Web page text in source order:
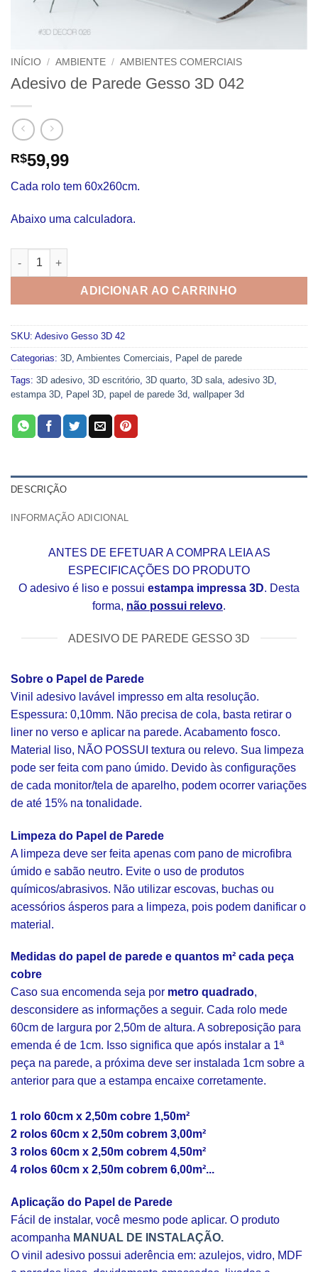
INÍCIO / AMBIENTE / AMBIENTES COMERCIAIS
Adesivo de Parede Gesso 3D 042
R$59,99
Cada rolo tem 60x260cm.
Abaixo uma calculadora.
Adesivo de Parede Gesso 3D 042 quantidade
ADICIONAR AO CARRINHO
SKU: Adesivo Gesso 3D 42
Categorias: 3D Ambientes Comerciais Papel de parede
Tags: 3D adesivo 3D escritório 3D quarto 3D sala adesivo 3D
estampa 3D
Papel 3D papel de parede 3d wallpaper 3d
DESCRIÇÃO
INFORMAÇÃO ADICIONAL
ANTES DE EFETUAR A COMPRA LEIA AS
ESPECIFICAÇÕES DO PRODUTO
O adesivo é liso e possui estampa impressa 3D. Desta
forma, não possui relevo.
ADESIVO DE PAREDE GESSO 3D
Sobre o Papel de Parede
Vinil adesivo lavável impresso em alta resolução.
Espessura: 0,10mm. Não precisa de cola, basta retirar o
liner no verso e aplicar na parede. Acabamento fosco.
Material liso, NÃO POSSUI textura ou relevo. Sua limpeza
pode ser feita com pano úmido. Devido às configurações
de cada monitor/tela de aparelho, podem ocorrer variações
de até 15% na tonalidade.
Limpeza do Papel de Parede
A limpeza deve ser feita apenas com pano de microfibra
úmido e sabão neutro. Evite o uso de produtos
químicos/abrasivos. Não utilizar escovas, buchas ou
acessórios ásperos para a limpeza, pois podem danificar o
material.
Medidas do papel de parede e quantos m² cada peça
cobre
Caso sua encomenda seja por metro quadrado,
desconsidere as informações a seguir. Cada rolo mede
60cm de largura por 2,50m de altura. A sobreposição para
emenda é de 1cm. Isso significa que após instalar a 1ª
peça na parede, a próxima deve ser instalada 1cm sobre a
anterior para que a estampa encaixe corretamente.
1 rolo 60cm x 2,50m cobre 1,50m²
2 rolos 60cm x 2,50m cobrem 3,00m²
3 rolos 60cm x 2,50m cobrem 4,50m²
4 rolos 60cm x 2,50m cobrem 6,00m²...
Aplicação do Papel de Parede
Fácil de instalar, você mesmo pode aplicar. O produto
acompanha MANUAL DE INSTALAÇÃO.
O vinil adesivo possui aderência em: azulejos, vidro, MDF